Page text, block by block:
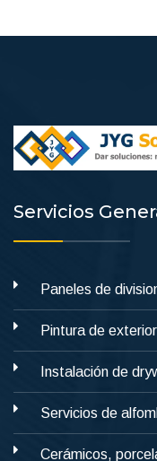
Servicios
Paneles de
Pintura de
Instalación de
Servicios de
Cerámicos,